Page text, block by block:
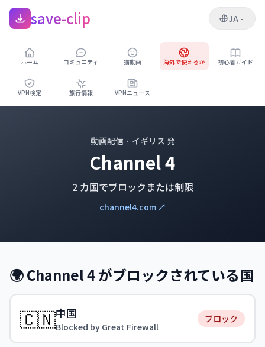
save-clip JA
ホーム コミュニティ 猫動画 海外で使えるか 初心者ガイド
VPN検定 旅行情報 VPNニュース
動画配信 · イギリス 発
Channel 4
2 カ国でブロックまたは制限
channel4.com ↗
🌍 Channel 4 がブロックされている国
🇨🇳中国
Blocked by Great Firewall
ブロック